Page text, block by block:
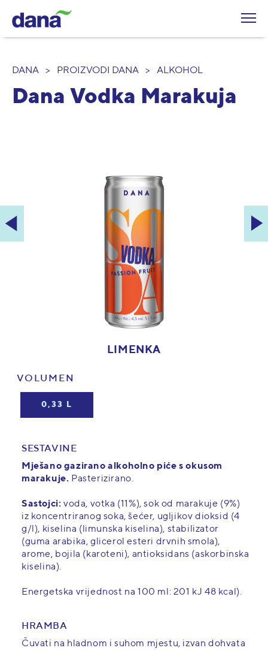
DANA > PROIZVODI DANA > ALKOHOL
Dana Vodka Marakuja
LIMENKA
VOLUMEN
0,33 L
SESTAVINE
Mješano gazirano alkoholno piće s okusom
marakuje. Pasterizirano.
Sastojci: voda, votka (11%), sok od marakuje (9%)
iz koncentriranog soka, šećer, ugljikov dioksid (4
g/l), kiselina (limunska kiselina), stabilizator
(guma arabika, glicerol esteri drvnih smola),
arome, bojila (karoteni), antioksidans (askorbinska
kiselina).
Energetska vrijednost na 100 ml: 201 kJ 48 kcal).
HRAMBA
Čuvati na hladnom i suhom mjestu, izvan dohvata